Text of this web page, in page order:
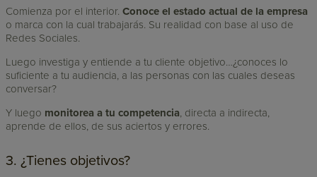
Comienza por el interior.Conoce el estado actual de la empresa
o marca con la cual trabajarás. Su realidad con base al uso de
Redes Sociales.
Luego investiga y entiende a tu cliente objetivo…¿conoces lo
suficiente a tu audiencia, a las personas con las cuales deseas
conversar?
Y luego monitorea a tu competencia, directa a indirecta,
aprende de ellos, de sus aciertos y errores.
3. ¿Tienes objetivos?